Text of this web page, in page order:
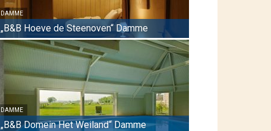
DAMME
„B&B Hoeve de Steenoven“ Damme
DAMME
„B&B Domein Het Weiland“ Damme